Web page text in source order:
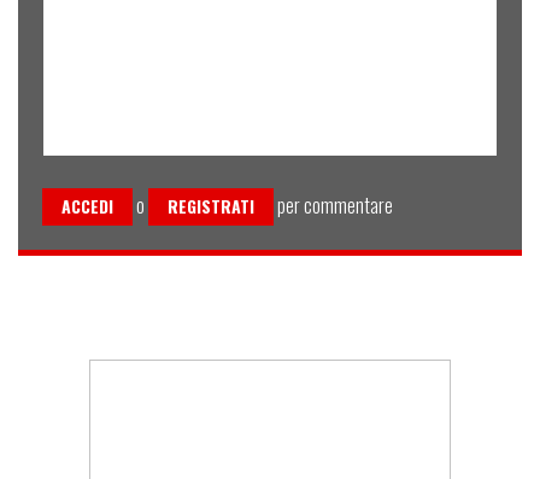
ACCEDI o REGISTRATI per commentare